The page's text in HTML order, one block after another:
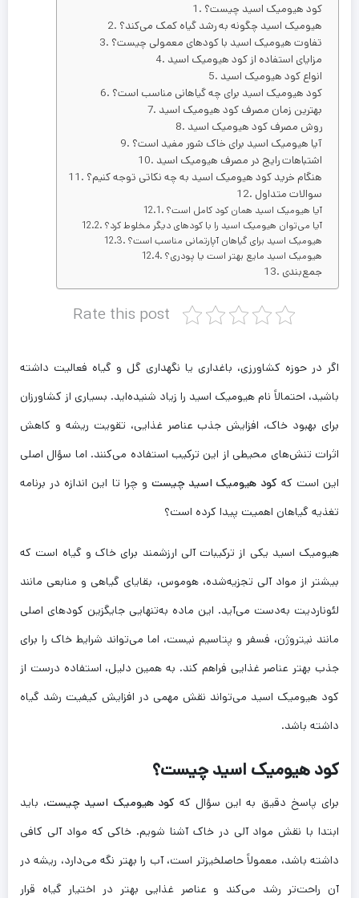
کود هیومیک اسید چیست؟
هیومیک اسید چگونه به رشد گیاه کمک می‌کند؟
تفاوت هیومیک اسید با کودهای معمولی چیست؟
مزایای استفاده از کود هیومیک اسید
انواع کود هیومیک اسید
کود هیومیک اسید برای چه گیاهانی مناسب است؟
بهترین زمان مصرف کود هیومیک اسید
روش مصرف کود هیومیک اسید
آیا هیومیک اسید برای خاک شور مفید است؟
اشتباهات رایج در مصرف هیومیک اسید
هنگام خرید کود هیومیک اسید به چه نکاتی توجه کنیم؟
سوالات متداول
آیا هیومیک اسید همان کود کامل است؟
آیا می‌توان هیومیک اسید را با کودهای دیگر مخلوط کرد؟
هیومیک اسید برای گیاهان آپارتمانی مناسب است؟
هیومیک اسید مایع بهتر است یا پودری؟
جمع‌بندی
Rate this post
اگر در حوزه کشاورزی، باغداری یا نگهداری گل و گیاه فعالیت داشته
باشید، احتمالاً نام هیومیک اسید را زیاد شنیده‌اید. بسیاری از کشاورزان
برای بهبود خاک، افزایش جذب عناصر غذایی، تقویت ریشه و کاهش
اثرات تنش‌های محیطی از این ترکیب استفاده می‌کنند. اما سؤال اصلی
این است که کود هیومیک اسید چیستو چرا تا این اندازه در برنامه
تغذیه گیاهان اهمیت پیدا کرده است؟
هیومیک اسید یکی از ترکیبات آلی ارزشمند برای خاک و گیاه است که
بیشتر از مواد آلی تجزیه‌شده، هوموس، بقایای گیاهی و منابعی مانند
لئوناردیت به‌دست می‌آید. این ماده به‌تنهایی جایگزین کودهای اصلی
مانند نیتروژن، فسفر و پتاسیم نیست، اما می‌تواند شرایط خاک را برای
جذب بهتر عناصر غذایی فراهم کند. به همین دلیل، استفاده درست از
کود هیومیک اسید می‌تواند نقش مهمی در افزایش کیفیت رشد گیاه
داشته باشد.
کود هیومیک اسید چیست؟
برای پاسخ دقیق به این سؤال که کود هیومیک اسید چیست، باید
ابتدا با نقش مواد آلی در خاک آشنا شویم. خاکی که مواد آلی کافی
داشته باشد، معمولاً حاصلخیزتر است، آب را بهتر نگه می‌دارد، ریشه در
آن راحت‌تر رشد می‌کند و عناصر غذایی بهتر در اختیار گیاه قرار